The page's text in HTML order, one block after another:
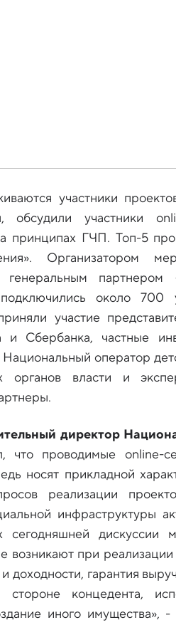
участники
обсудили участники
принципах ГЧП. Топ-5
Организатором
партнером
около 700
участие
и Сбербанка, частные
оператор
органов власти и
директор
что проводимые online-
носят прикладной
реализации
инфраструктуры
сегодняшней дискуссии
возникают при
доходности, гарантия
концедента,
иного имущества», -